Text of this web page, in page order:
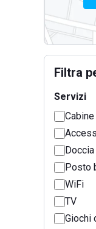
Filtra
Servizi
Cabine
Posto
WiFi
TV
Giochi